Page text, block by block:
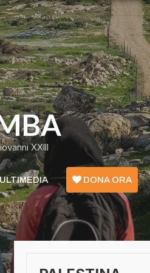
XXIII
Emergenza Confini - Grecia
fondi
DONA ORA